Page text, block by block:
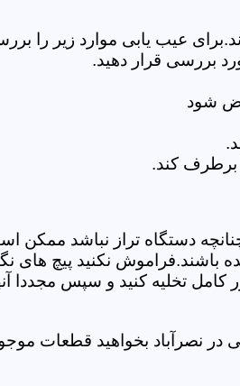
عیب یابی موارد زیر را
بررسی قرار دهید.
شود
برطرف کند.
دستگاه تراز نباشد ممکن
باشند.فراموش نکنید پیچ های
کامل تخلیه کنید و سپس مجددا
نصرآباد بخواهید قطعات